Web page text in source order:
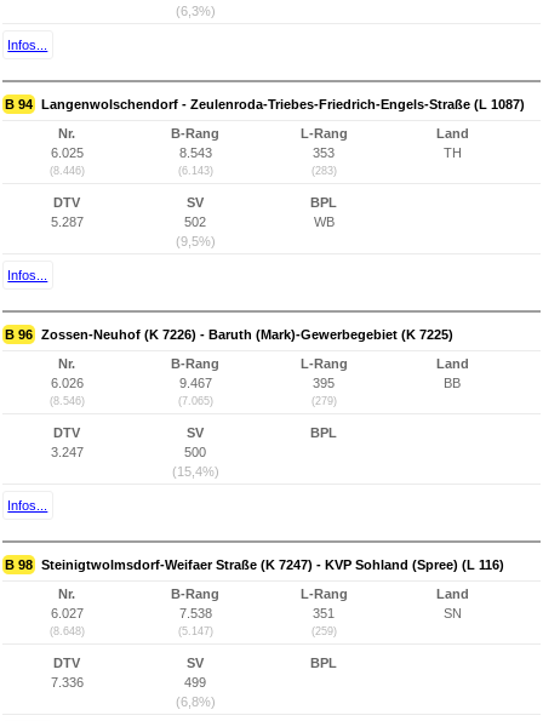
(6,3%)
Infos...
B 94 Langenwolschendorf - Zeulenroda-Triebes-Friedrich-Engels-Straße (L 1087)
Nr.
6.025
(8.446)
B-Rang
8.543
(6.143)
L-Rang
353
(283)
Land
TH
DTV
5.287
SV
502
(9,5%)
BPL
WB
Infos...
B 96 Zossen-Neuhof (K 7226) - Baruth (Mark)-Gewerbegebiet (K 7225)
Nr.
6.026
(8.546)
B-Rang
9.467
(7.065)
L-Rang
395
(279)
Land
BB
DTV
3.247
SV
500
(15,4%)
BPL
Infos...
B 98 Steinigtwolmsdorf-Weifaer Straße (K 7247) - KVP Sohland (Spree) (L 116)
Nr.
6.027
(8.648)
B-Rang
7.538
(5.147)
L-Rang
351
(259)
Land
SN
DTV
7.336
SV
499
(6,8%)
BPL